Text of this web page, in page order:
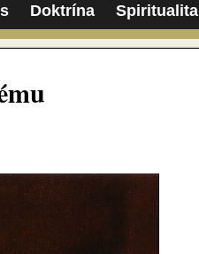
Doktrína Spiritualita